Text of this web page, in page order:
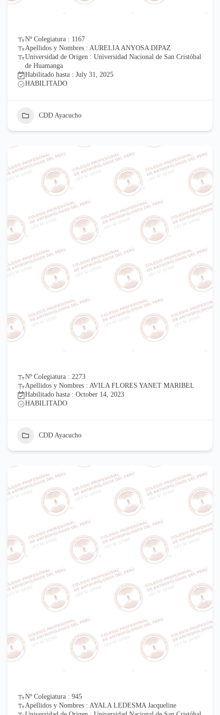
Nº Colegiatura : 1167
Apellidos y Nombres : AURELIA ANYOSA DIPAZ
Universidad de Origen : Universidad Nacional de San Cristóbal
de Huamanga
Habilitado hasta : July 31, 2025
HABILITADO
CDD Ayacucho
Nº Colegiatura : 2273
Apellidos y Nombres : AVILA FLORES YANET MARIBEL
Habilitado hasta : October 14, 2023
HABILITADO
CDD Ayacucho
Nº Colegiatura : 945
Apellidos y Nombres : AYALA LEDESMA Jacqueline